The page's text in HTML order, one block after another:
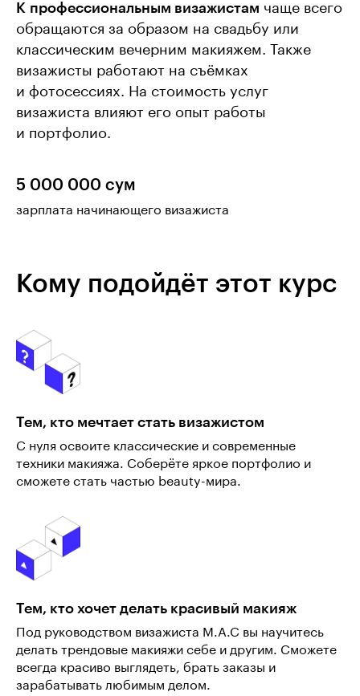
К профессиональным визажистам чаще всего
обращаются за образом на свадьбу или
классическим вечерним макияжем. Также
визажисты работают на съёмках
и фотосессиях. На стоимость услуг
визажиста влияют его опыт работы
и портфолио.
5 000 000 сум
зарплата начинающего визажиста
Кому подойдёт этот курс
Тем, кто мечтает стать визажистом
С нуля освоите классические и современные
техники макияжа. Соберёте яркое портфолио и
сможете стать частью beauty-мира.
Тем, кто хочет делать красивый макияж
Под руководством визажиста M.A.C вы научитесь
делать трендовые макияжи себе и другим. Сможете
всегда красиво выглядеть, брать заказы и
зарабатывать любимым делом.